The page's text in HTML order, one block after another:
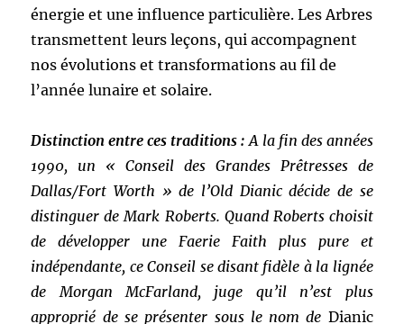
énergie et une influence particulière. Les Arbres
transmettent leurs leçons, qui accompagnent
nos évolutions et transformations au fil de
l’année lunaire et solaire.
Distinction entre ces traditions :A la fin des années
1990, un « Conseil des Grandes Prêtresses de
Dallas/Fort Worth » de l’Old Dianic décide de se
distinguer de Mark Roberts. Quand Roberts choisit
de développer une Faerie Faith plus pure et
indépendante, ce Conseil se disant fidèle à la lignée
de Morgan McFarland, juge qu’il n’est plus
approprié de se présenter sous le nom de Dianic